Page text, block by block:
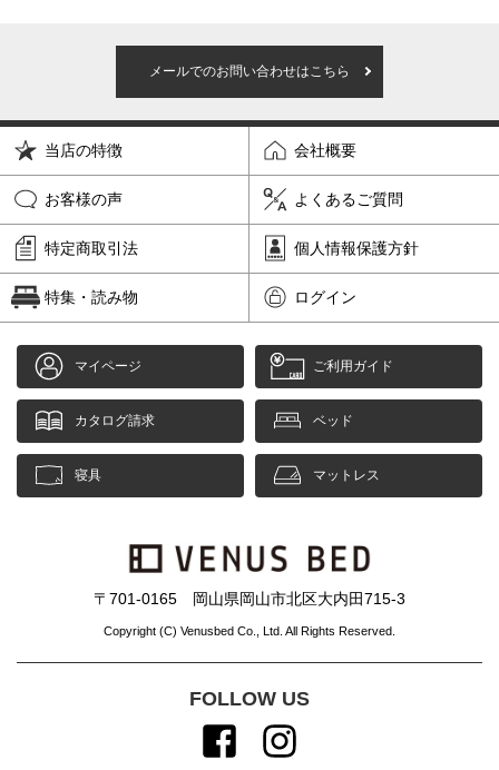
メールでのお問い合わせはこちら
当店の特徴 会社概要
お客様の声 よくあるご質問
特定商取引法 個人情報保護方針
特集・読み物 ログイン
マイページ ご利用ガイド
カタログ請求 ベッド
寝具 マットレス
〒701-0165 岡山県岡山市北区大内田715-3
Copyright (C) Venusbed Co., Ltd. All Rights Reserved.
FOLLOW US